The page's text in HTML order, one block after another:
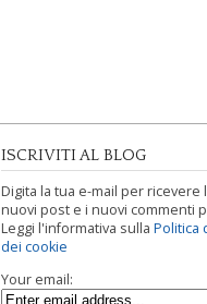
ISCRIVITI AL BLOG
Digita la tua e-mail per ricevere
nuovi post e i nuovi commenti
Leggi l'informativa sulla Politica
dei cookie
Your email: